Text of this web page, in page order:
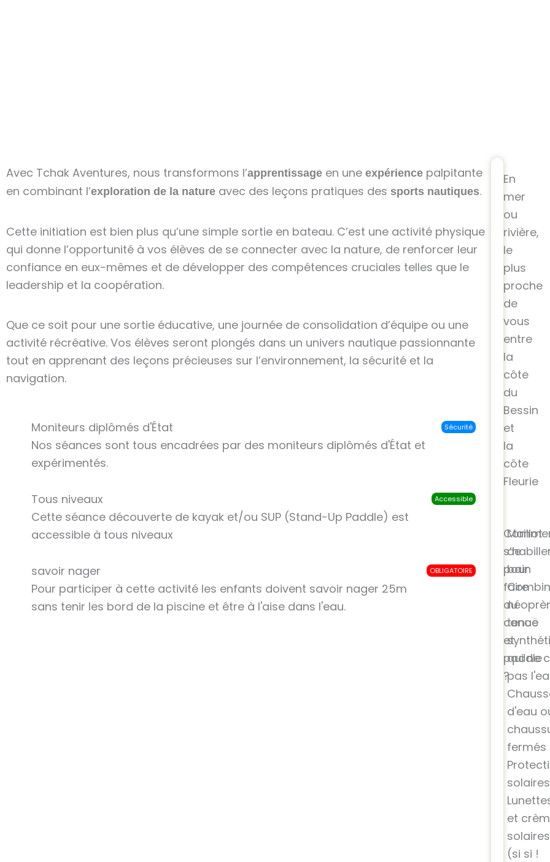
Avec Tchak Aventures, nous transformons l’apprentissage en une expérience palpitante
en combinant l’exploration de la nature avec des leçons pratiques des sports nautiques.
Cette initiation est bien plus qu’une simple sortie en bateau. C’est une activité physique
qui donne l’opportunité à vos élèves de se connecter avec la nature, de renforcer leur
confiance en eux-mêmes et de développer des compétences cruciales telles que le
leadership et la coopération.
Que ce soit pour une sortie éducative, une journée de consolidation d’équipe ou une
activité récréative. Vos élèves seront plongés dans un univers nautique passionnante
tout en apprenant des leçons précieuses sur l’environnement, la sécurité et la
navigation.
Moniteurs diplômés d'État
Nos séances sont tous encadrées par des moniteurs diplômés d'État et
expérimentés.
Sécurité
Tous niveaux
Cette séance découverte de kayak et/ou SUP (Stand-Up Paddle) est
accessible à tous niveaux
Accessible
savoir nager
Pour participer à cette activité les enfants doivent savoir nager 25m
sans tenir les bord de la piscine et être à l'aise dans l'eau.
OBLIGATOIRE
En
mer
ou
rivière,
le
plus
proche
de
vous
entre
la
côte
du
Bessin
et
la
côte
Fleurie
pour
faire
du
canoë
et
paddle
?
Maillot
de
bain
tenue
qui ne
pas
d'eau
fermés
et
solaires
(si si !